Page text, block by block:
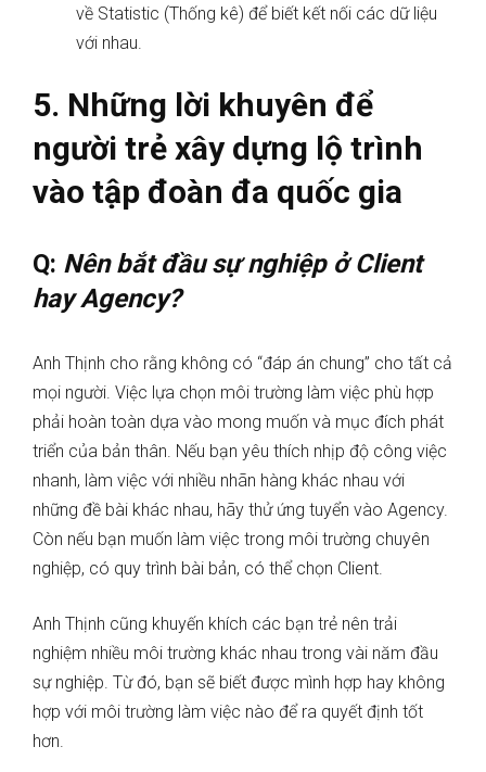
về Statistic (Thống kê) để biết kết nối các dữ liệu
với nhau.
5. Những lời khuyên để
người trẻ xây dựng lộ trình
vào tập đoàn đa quốc gia
Q: Nên bắt đầu sự nghiệp ở Client
hay Agency?
Anh Thịnh cho rằng không có “đáp án chung” cho tất cả
mọi người. Việc lựa chọn môi trường làm việc phù hợp
phải hoàn toàn dựa vào mong muốn và mục đích phát
triển của bản thân. Nếu bạn yêu thích nhịp độ công việc
nhanh, làm việc với nhiều nhãn hàng khác nhau với
những đề bài khác nhau, hãy thử ứng tuyển vào Agency.
Còn nếu bạn muốn làm việc trong môi trường chuyên
nghiệp, có quy trình bài bản, có thể chọn Client.
Anh Thịnh cũng khuyến khích các bạn trẻ nên trải
nghiệm nhiều môi trường khác nhau trong vài năm đầu
sự nghiệp. Từ đó, bạn sẽ biết được mình hợp hay không
hợp với môi trường làm việc nào để ra quyết định tốt
hơn.